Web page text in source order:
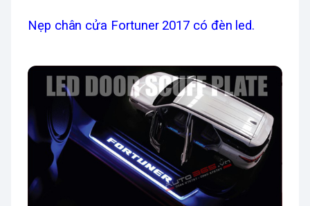
Nẹp chân cửa Fortuner 2017 có đèn led.